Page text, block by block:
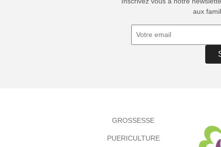
aux
GROSSESSE
PUERICULTURE